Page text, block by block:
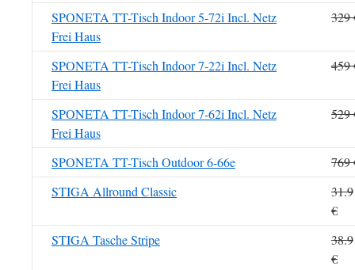
SPONETA TT-Tisch Indoor 5-72i Incl. Netz
Frei Haus
329
SPONETA TT-Tisch Indoor 7-22i Incl. Netz
Frei Haus
459
SPONETA TT-Tisch Indoor 7-62i Incl. Netz
Frei Haus
529
SPONETA TT-Tisch Outdoor 6-66e
769
STIGA Allround Classic
31.9
€
STIGA Tasche Stripe
38.9
€